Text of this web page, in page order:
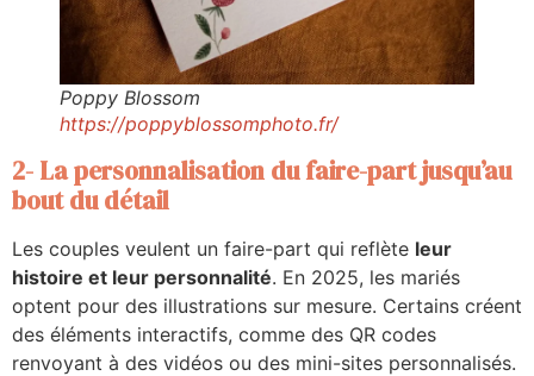
Poppy Blossom
https://poppyblossomphoto.fr/
2- La personnalisation du faire-part jusqu’au
bout du détail
Les couples veulent un faire-part qui reflète leur
histoire et leur personnalité. En 2025, les mariés
optent pour des illustrations sur mesure. Certains créent
des éléments interactifs, comme des QR codes
renvoyant à des vidéos ou des mini-sites personnalisés.